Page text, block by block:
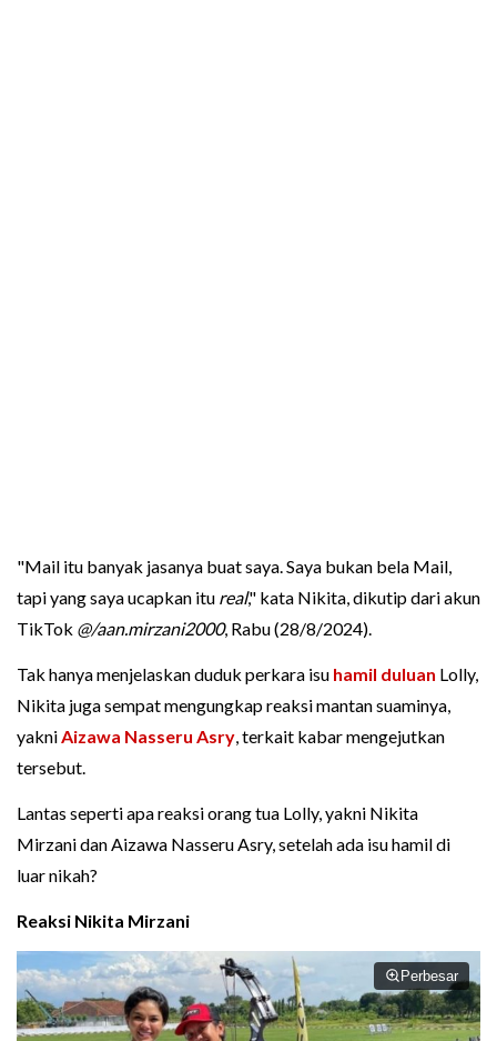
"Mail itu banyak jasanya buat saya. Saya bukan bela Mail,
tapi yang saya ucapkan itu real," kata Nikita, dikutip dari akun
TikTok @/aan.mirzani2000, Rabu (28/8/2024).
Tak hanya menjelaskan duduk perkara isu hamil duluan Lolly,
Nikita juga sempat mengungkap reaksi mantan suaminya,
yakniAizawa Nasseru Asry, terkait kabar mengejutkan
tersebut.
Lantas seperti apa reaksi orang tua Lolly, yakni Nikita
Mirzani dan Aizawa Nasseru Asry, setelah ada isu hamil di
luar nikah?
Reaksi Nikita Mirzani
Perbesar